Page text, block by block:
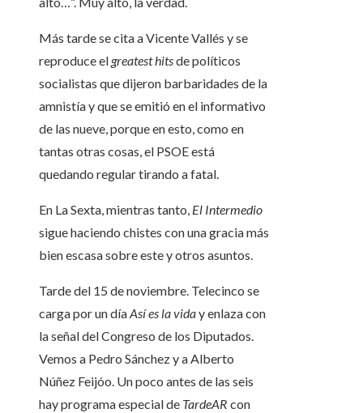
Más tarde se cita a Vicente Vallés y se
reproduce el greatest hitsde políticos
socialistas que dijeron barbaridades de la
amnistía y que se emitió en el informativo
de las nueve, porque en esto, como en
tantas otras cosas, el PSOE está
quedando regular tirando a fatal.
En La Sexta, mientras tanto, El Intermedio
sigue haciendo chistes con una gracia más
bien escasa sobre este y otros asuntos.
Tarde del 15 de noviembre. Telecinco se
carga por un díaAsí es la viday enlaza con
la señal del Congreso de los Diputados.
Vemos a Pedro Sánchez y a Alberto
Núñez Feijóo. Un poco antes de las seis
hay programa especial de TardeAR con